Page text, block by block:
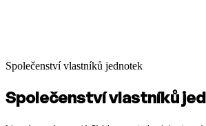
Společenství vlastníků jednotek
Společenství vlastníků